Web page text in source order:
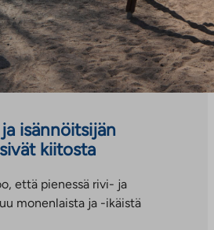
isännöitsijän
kiitosta
että pienessä rivi- ja
monenlaista ja -ikäistä